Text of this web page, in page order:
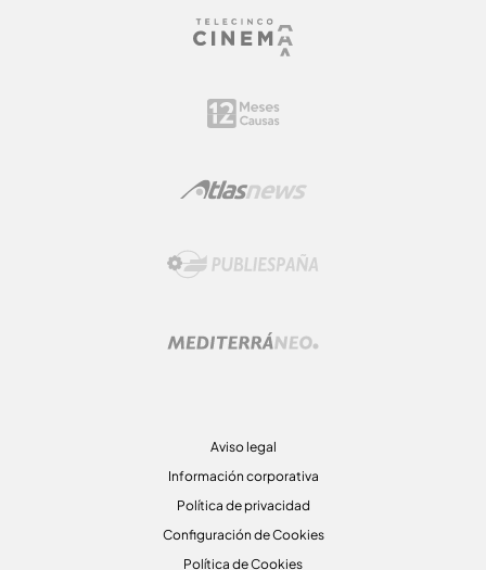
Aviso legal
Información corporativa
Política de privacidad
Configuración de Cookies
Política de Cookies